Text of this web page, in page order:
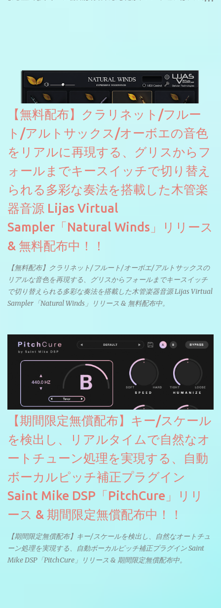
ソースを元に設計・改良した製品のようです。
【無料配布】クラリネット/フルー
ト/アルトサックス/オーボエの音色
をリアルに再現する、グリスからフ
ォールまでキースイッチで切り替え
られる多彩な奏法を搭載した木管楽
器音源 Lijas Virtual
Sampler「Natural Winds」リリース
& 無料配布中！！
【無料配布】クラリネット/フルート/オーボエ/アルトサックスの
リアルな音色を再現する、グリスからフォールまでキースイッチ
で切り替えられる多彩な奏法を搭載した木管楽器音源 Lijas Virtual
Sampler「Natural Winds」リリース & 無料配布中。
【期間限定無償配布】キー/スケール
を検出し、リアルタイムで自然なオ
ートチューン処理を実現する、自動
ボーカルピッチ補正プラグイン
Saint Mike DSP「PitchCure」リリ
ース & 期間限定無償配布中！！
【期間限定無償配布】キー/スケールを検出し、自然なオートチュ
ーン処理を実現する、自動ボーカルピッチ補正プラグイン Saint
Mike DSP「PitchCure」リリース & 期間限定無償配布中。